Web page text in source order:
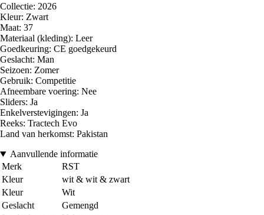
Collectie: 2026
Kleur: Zwart
Maat: 37
Materiaal (kleding): Leer
Goedkeuring: CE goedgekeurd
Geslacht: Man
Seizoen: Zomer
Gebruik: Competitie
Afneembare voering: Nee
Sliders: Ja
Enkelverstevigingen: Ja
Reeks: Tractech Evo
Land van herkomst: Pakistan
Aanvullende informatie
Merk
RST
Kleur
wit & wit & zwart
Kleur
Wit
Geslacht
Gemengd